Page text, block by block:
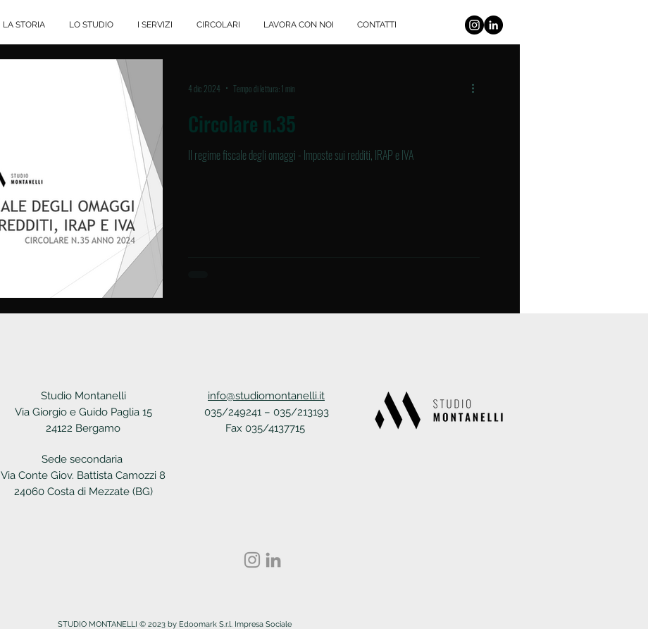
LA STORIA LO STUDIO I SERVIZI CIRCOLARI LAVORA CON NOI CONTATTI
Circolare n.35
Il regime fiscale degli omaggi - Imposte sui redditi, IRAP e IVA
4 dic 2024 Tempo di lettura: 1 min
Studio Montanelli
Via Giorgio e Guido Paglia 15
24122 Bergamo
Sede secondaria
Via Conte Giov. Battista Camozzi 8
24060 Costa di Mezzate (BG)
info@studiomontanelli.it
035/249241 – 035/213193
Fax 035/4137715
STUDIO MONTANELLI © 2023 by Edoomark S.r.l. Impresa Sociale